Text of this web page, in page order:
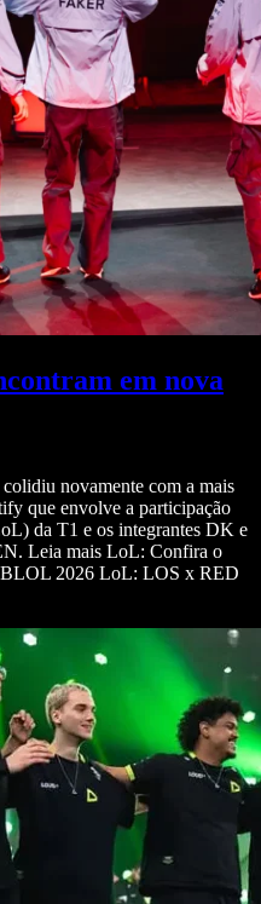
em nova
novamente com a mais
que envolve a participação
da T1 e os integrantes DK e
Leia mais LoL: Confira o
2026 LoL: LOS x RED